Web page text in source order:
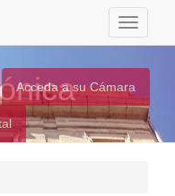
Toggle
Acceda a su Cámara